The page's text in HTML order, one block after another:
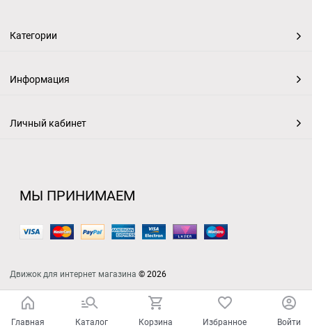
Категории
Информация
Личный кабинет
МЫ ПРИНИМАЕМ
Движок для интернет магазина © 2026
Главная Каталог Корзина Избранное Войти